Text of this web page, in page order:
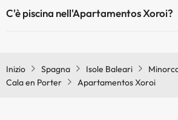
C'è piscina nell'Apartamentos Xoroi?
Piscina all'aperto (stagione estiva)
Inizio Spagna Isole Baleari
Cala en Porter
Apartamentos Xoroi